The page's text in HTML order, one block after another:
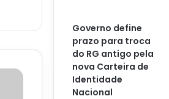
Governo define
prazo para troca
do RG antigo pela
nova Carteira de
Identidade
Nacional